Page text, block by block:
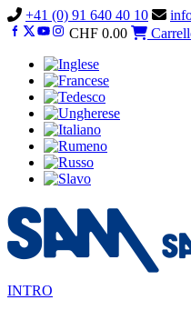
Vai
al
+41 (0) 91 640 40 10
CHF 0.00
INTRO